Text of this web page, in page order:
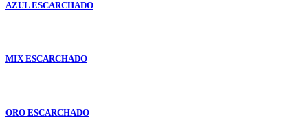
AZUL ESCARCHADO
MIX ESCARCHADO
ORO ESCARCHADO